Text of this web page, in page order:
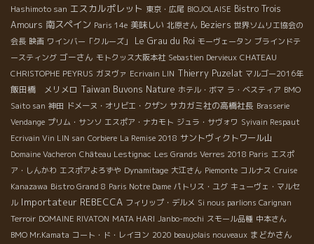
Hashimoto san エスカルポレット 東京・広尾 BIOJOLAISE Bistro Trois
Amours 南スペイン Paris 14e 美味しい 北原さん Beziers 世界ソムリエ協会の
会長 映画 ワインバー「クルーズ」 Le Grau du Roi モーヴェータン ブラインドテ
ースティング ゴーさん モトクッス大阪本社 Sebastien Dervieux CHATEAU
CHRISTOPHE PEYRUS ガヌヴァ Ecrivain LIN Thierry Puzelat マルゴー2016年
飯田橋 メリメロ Taiwan Buvons Nature ホテル・ボマ ラ・ベスティア BMO
Saito san 神田 ドメーヌ・オリビエ・クザン サカガミ社の高橋社長 Brasserie
Vendange プリム・サンソ エスポア・ナカモト ジュラ・サヴォワ Syivain Respaut
Ecrivain Vin LIN san Corbiere La Remise 2018 サントヴィクトワール山
Domaine Vacheron Château Lestignac Les Grands Verres 2018 Paris エスポ
ア・しんかわ エスポアよろずや Dynamitage 大江さん Piemonte コルナス Cruise
Kanazawa Bistro Grand 8 Paris Notre Dame パトリス・ユグ キューヴェ・マルセ
ル Importateur REBECCA フィリップ・デルメ Si nous parlions Carignan
Terroir DOMAINE RIVATON MATA HARI Janbo-mochi スモール品種 中本さん
BMO Mr.Kamata コート・ド・レイヨン 2020 beaujolais nouveaux まどかさん